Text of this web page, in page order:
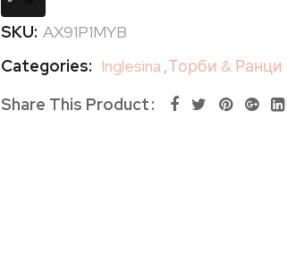
SKU: AX91P1MYB
Categories: Inglesina ,Торби & Ранци
Share This Product